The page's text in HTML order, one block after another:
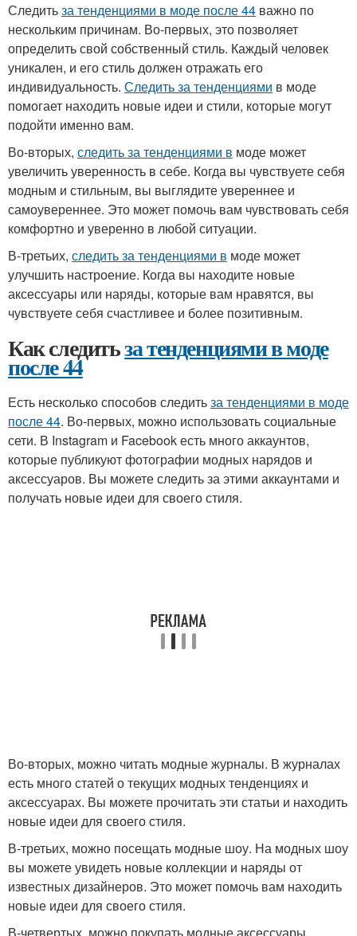
Следитьза тенденциями в моде после 44 важно по
нескольким причинам. Во-первых, это позволяет
определить свой собственный стиль. Каждый человек
уникален, и его стиль должен отражать его
индивидуальность. Следить за тенденциями в моде
помогает находить новые идеи и стили, которые могут
подойти именно вам.
Во-вторых, следить за тенденциями в моде может
увеличить уверенность в себе. Когда вы чувствуете себя
модным и стильным, вы выглядите увереннее и
самоувереннее. Это может помочь вам чувствовать себя
комфортно и уверенно в любой ситуации.
В-третьих, следить за тенденциями в моде может
улучшить настроение. Когда вы находите новые
аксессуары или наряды, которые вам нравятся, вы
чувствуете себя счастливее и более позитивным.
Как следитьза тенденциями в моде
после 44
Есть несколько способов следитьза тенденциями в моде
после 44. Во-первых, можно использовать социальные
сети. В Instagram и Facebook есть много аккаунтов,
которые публикуют фотографии модных нарядов и
аксессуаров. Вы можете следить за этими аккаунтами и
получать новые идеи для своего стиля.
Во-вторых, можно читать модные журналы. В журналах
есть много статей о текущих модных тенденциях и
аксессуарах. Вы можете прочитать эти статьи и находить
новые идеи для своего стиля.
В-третьих, можно посещать модные шоу. На модных шоу
вы можете увидеть новые коллекции и наряды от
известных дизайнеров. Это может помочь вам находить
новые идеи для своего стиля.